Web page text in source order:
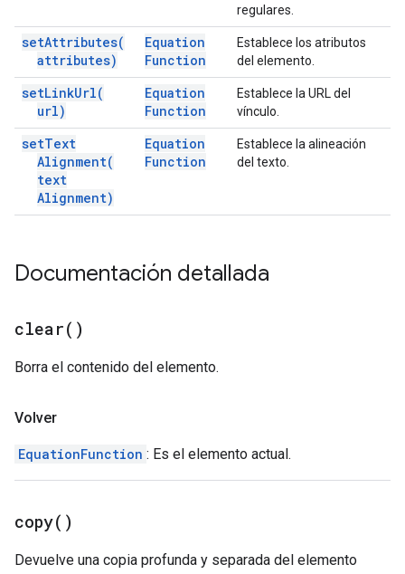
regulares.
setAttributes(
attributes)
Equation
Function
Establece los atributos
del elemento.
setLinkUrl(
url)
Equation
Function
Establece la URL del
vínculo.
setText
Alignment(
text
Alignment)
Equation
Function
Establece la alineación
del texto.
Documentación detallada
clear( )
Borra el contenido del elemento.
Volver
EquationFunction : Es el elemento actual.
copy( )
Devuelve una copia profunda y separada del elemento